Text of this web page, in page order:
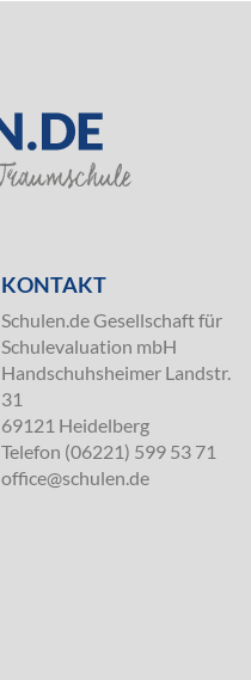
KONTAKT
Schulen.de Gesellschaft für
Schulevaluation mbH
Handschuhsheimer Landstr.
31
69121 Heidelberg
Telefon (06221) 599 53 71
office@schulen.de